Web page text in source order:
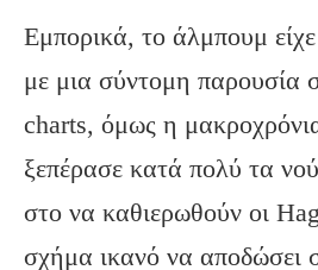
Εμπορικά, το άλμπουμ είχε
με μια σύντομη παρουσία
charts, όμως η
ξεπέρασε κατά πολύ τα
στο να καθιερωθούν οι
σχήμα ικανό να αποδώσει